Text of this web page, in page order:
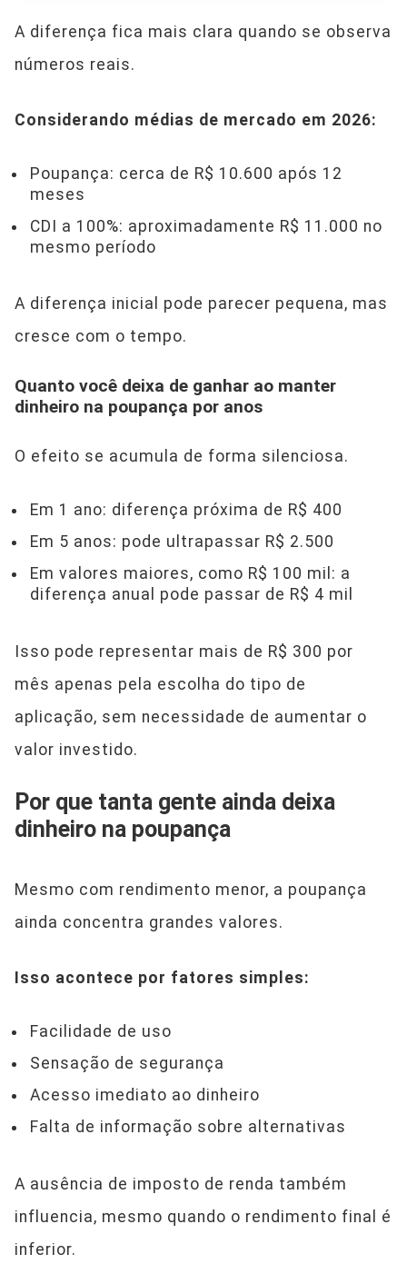
A diferença fica mais clara quando se observa
números reais.
Considerando médias de mercado em 2026:
Poupança: cerca de R$ 10.600 após 12
meses
CDI a 100%: aproximadamente R$ 11.000 no
mesmo período
A diferença inicial pode parecer pequena, mas
cresce com o tempo.
Quanto você deixa de ganhar ao manter
dinheiro na poupança por anos
O efeito se acumula de forma silenciosa.
Em 1 ano: diferença próxima de R$ 400
Em 5 anos: pode ultrapassar R$ 2.500
Em valores maiores, como R$ 100 mil: a
diferença anual pode passar de R$ 4 mil
Isso pode representar mais de R$ 300 por
mês apenas pela escolha do tipo de
aplicação, sem necessidade de aumentar o
valor investido.
Por que tanta gente ainda deixa
dinheiro na poupança
Mesmo com rendimento menor, a poupança
ainda concentra grandes valores.
Isso acontece por fatores simples:
Facilidade de uso
Sensação de segurança
Acesso imediato ao dinheiro
Falta de informação sobre alternativas
A ausência de imposto de renda também
influencia, mesmo quando o rendimento final é
inferior.